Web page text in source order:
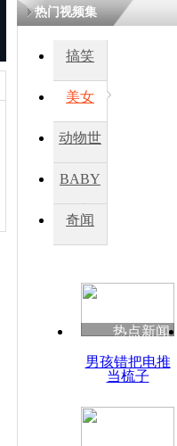
热门视频集
搞笑
美女
动物世
BABY
秀
奇闻
热点新闻
男孩错把电推
当梳子